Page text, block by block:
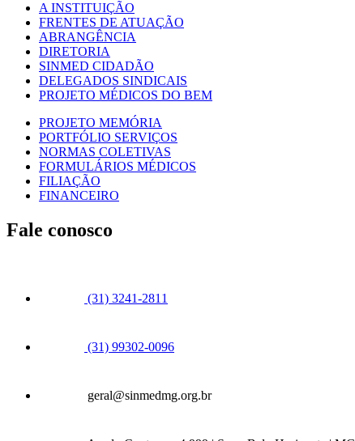
A INSTITUIÇÃO
FRENTES DE ATUAÇÃO
ABRANGÊNCIA
DIRETORIA
SINMED CIDADÃO
DELEGADOS SINDICAIS
PROJETO MÉDICOS DO BEM
PROJETO MEMÓRIA
PORTFÓLIO SERVIÇOS
NORMAS COLETIVAS
FORMULÁRIOS MÉDICOS
FILIAÇÃO
FINANCEIRO
Fale conosco
(31) 3241-2811
(31) 99302-0096
geral@sinmedmg.org.br